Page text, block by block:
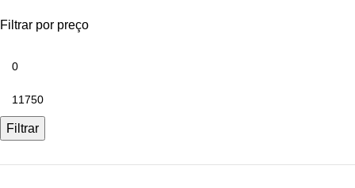
Filtrar por preço
Filtrar